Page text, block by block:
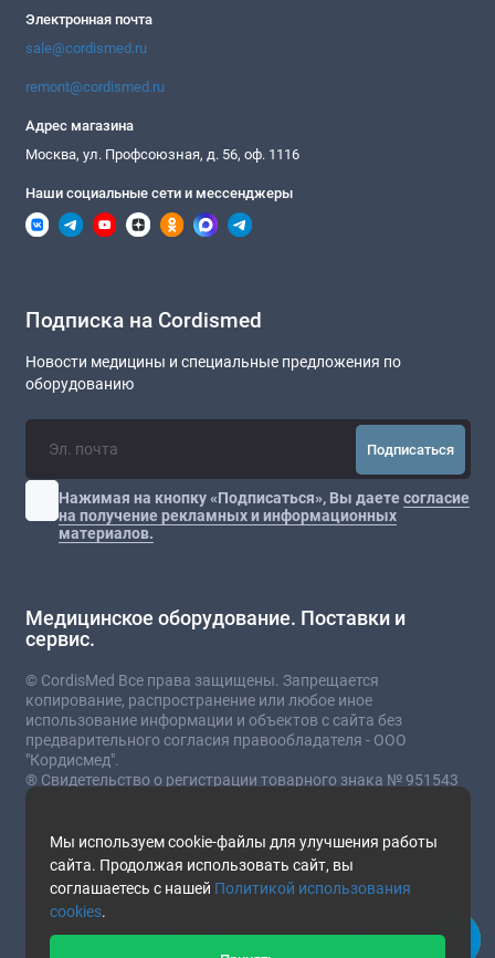
Мы используем cookie-файлы для улучшения работы
сайта. Продолжая использовать сайт, вы
соглашаетесь с нашей Политикой использования
cookies.
Электронная почта
sale@cordismed.ru
remont@cordismed.ru
Адрес магазина
Москва, ул. Профсоюзная, д. 56, оф. 1116
Наши социальные сети и мессенджеры
Подписка на Cordismed
Новости медицины и специальные предложения по
оборудованию
Подписаться
Нажимая на кнопку «Подписаться», Вы даетесогласие
на получение рекламных и информационных
материалов.
Медицинское оборудование. Поставки и
сервис.
© CordisMed Все права защищены. Запрещается
копирование, распространение или любое иное
использование информации и объектов с сайта без
предварительного согласия правообладателя - ООО
"Кордисмед".
® Свидетельство о регистрации товарного знака № 951543
от 03.07.2023
* Сайт носит информационный характер и не
является публичной офертой.
Стоимость товаров и услуг зависит от комплектации,
текущего курса валют и прочих факторов.
Наличие и подробные характеристики товара уточняйте у